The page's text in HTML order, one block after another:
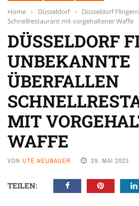
Home › Düsseldorf ›
Düsseldorf
Schnellrestaurant mit vorgehaltener Waffe
DÜSSELDORF
UNBEKANNTE
ÜBERFALLEN
MIT
WAFFE
VON UTE NEUBAUER 29. MAI 2023
TEILEN: